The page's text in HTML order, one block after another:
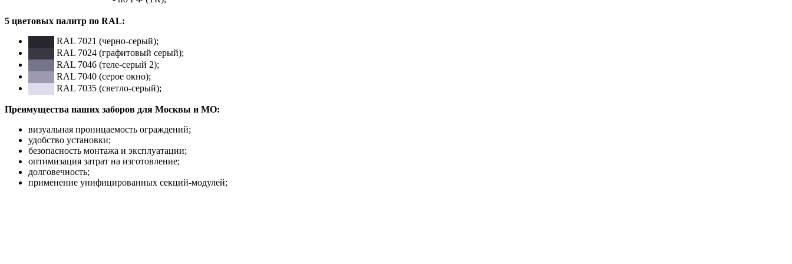
5 цветовых палитр по RAL:
RAL 7021 (черно-серый);
RAL 7024 (графитовый серый);
RAL 7046 (теле-серый 2);
RAL 7040 (серое окно);
RAL 7035 (светло-серый);
Преимущества наших заборов для Москвы и МО:
визуальная проницаемость ограждений;
удобство установки;
безопасность монтажа и эксплуатации;
оптимизация затрат на изготовление;
долговечность;
применение унифицированных секций-модулей;